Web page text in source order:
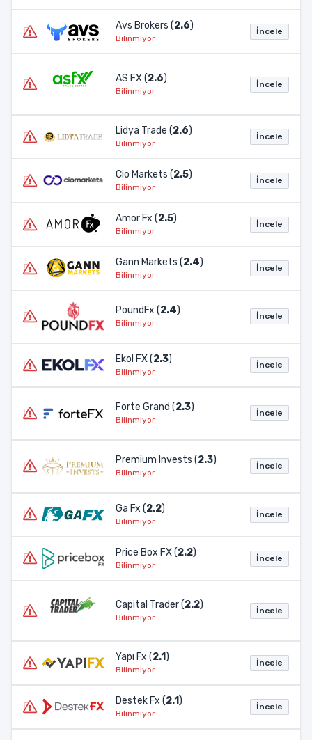
Avs Brokers (2.6)
Bilinmiyor
İncele
AS FX (2.6)
Bilinmiyor
İncele
Lidya Trade (2.6)
Bilinmiyor
İncele
Cio Markets (2.5)
Bilinmiyor
İncele
Amor Fx (2.5)
Bilinmiyor
İncele
Gann Markets (2.4)
Bilinmiyor
İncele
PoundFx (2.4)
Bilinmiyor
İncele
Ekol FX (2.3)
Bilinmiyor
İncele
Forte Grand (2.3)
Bilinmiyor
İncele
Premium Invests (2.3)
Bilinmiyor
İncele
Ga Fx (2.2)
Bilinmiyor
İncele
Price Box FX (2.2)
Bilinmiyor
İncele
Capital Trader (2.2)
Bilinmiyor
İncele
Yapı Fx (2.1)
Bilinmiyor
İncele
Destek Fx (2.1)
Bilinmiyor
İncele